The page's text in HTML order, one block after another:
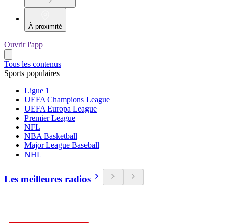
À proximité
Ouvrir l'app
Tous les contenus
Sports populaires
Ligue 1
UEFA Champions League
UEFA Europa League
Premier League
NFL
NBA Basketball
Major League Baseball
NHL
Les meilleures radios